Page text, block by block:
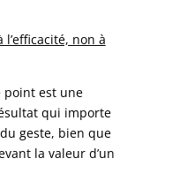
l’efficacité, non à
point est une
qui importe
geste, bien que
la valeur d’un